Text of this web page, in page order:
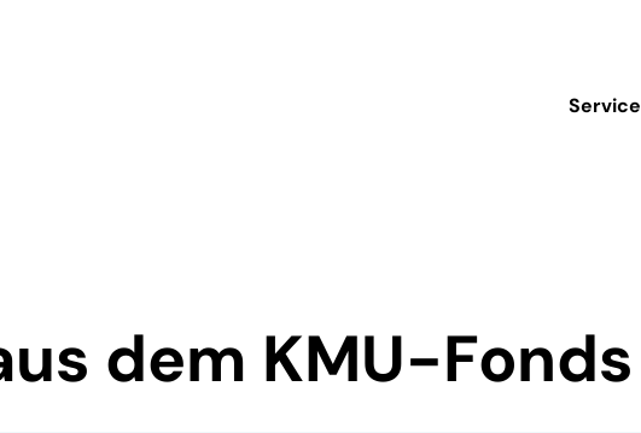
Service
dem KMU-Fonds